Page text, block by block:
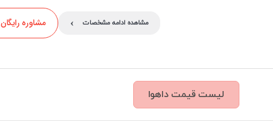
مشاهده ادامه مشخصات › مشاوره رایگان 02152605
لیست قیمت داهوا